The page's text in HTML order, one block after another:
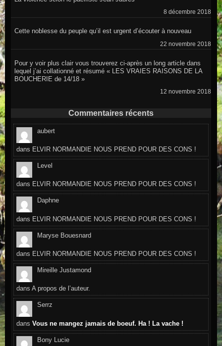
8 décembre 2018
Cette noblesse du peuple qu’il est urgent d’écouter à nouveau
22 novembre 2018
Pour y voir plus clair vous trouverez ci-après un long article dans
lequel j’ai collationné et résumé « LES VRAIES RAISONS DE LA
BOUCHERIE de 14/18 »
12 novembre 2018
Commentaires récents
aubert
dans ELVIR NORMANDIE NOUS PREND POUR DES CONS !
Level
dans ELVIR NORMANDIE NOUS PREND POUR DES CONS !
Daphne
dans ELVIR NORMANDIE NOUS PREND POUR DES CONS !
Maryse Bouesnard
dans ELVIR NORMANDIE NOUS PREND POUR DES CONS !
Mireille Justamond
dansA propos de l’auteur.
Serrz
dansVous ne mangez jamais de boeuf. Ha ! La vache !
Bony Lucie